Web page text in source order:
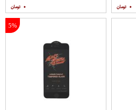
۰ ۰
5%